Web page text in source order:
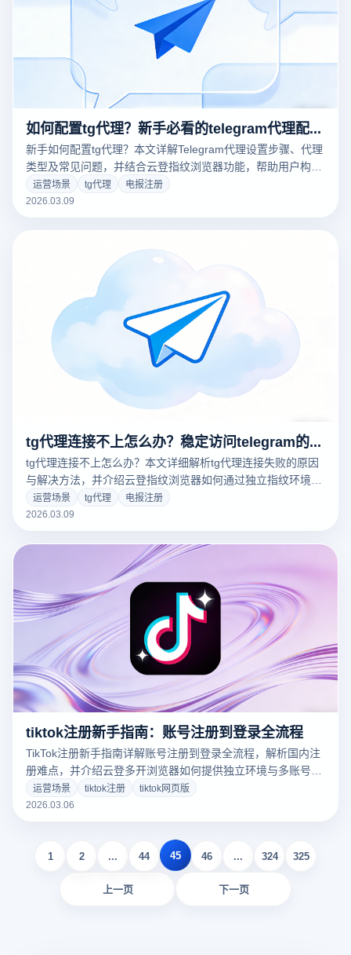
如何配置tg代理？新手必看的telegram代理配置指南
新手如何配置tg代理？本文详解Telegram代理设置步骤、代理
类型及常见问题，并结合云登指纹浏览器功能，帮助用户构建
稳定安全的Telegram网络环境。
运营场景 tg代理
电报注册
2026.03.09
tg代理连接不上怎么办？稳定访问telegram的解决方案
tg代理连接不上怎么办？本文详细解析tg代理连接失败的原因
与解决方法，并介绍云登指纹浏览器如何通过独立指纹环境与
代理IP管理，帮助用户稳定访问Telegram。
运营场景 tg代理
电报注册
2026.03.09
tiktok注册新手指南：账号注册到登录全流程
TikTok注册新手指南详解账号注册到登录全流程，解析国内注
册难点，并介绍云登多开浏览器如何提供独立环境与多账号管
理，帮助用户高效安全运营TikTok账号。
运营场景 tiktok注册
tiktok网页版
2026.03.06
上一页
1 2 ... 44 45 46 ... 324 325
下一页